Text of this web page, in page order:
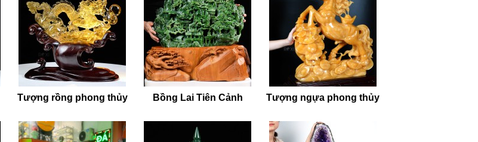
Tượng rồng phong thủy Bồng Lai Tiên Cảnh Tượng ngựa phong thủy